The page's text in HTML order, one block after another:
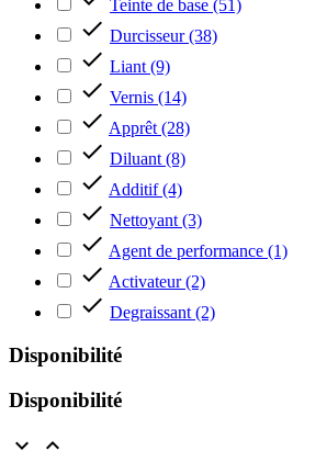
Teinte de base (51)
 Durcisseur(38)
 Liant (9)
 Vernis (14)
 Apprêt (28)
 Diluant (8)
 Additif(4)
 Nettoyant (3)
 Agent de performance (1)
 Activateur(2)
 Degraissant (2)
Disponibilité
Disponibilité

